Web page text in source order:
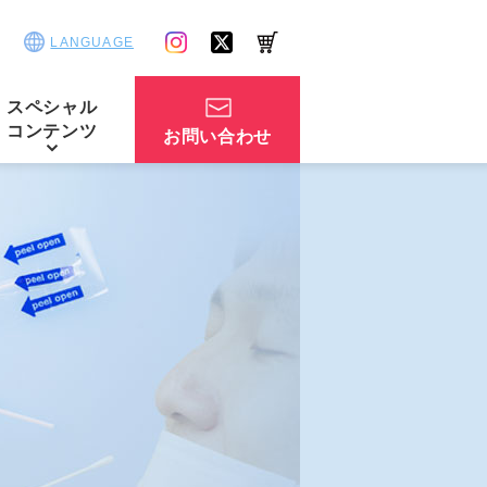
スペシャル
コンテンツ
お問い合わせ
LANGUAGE